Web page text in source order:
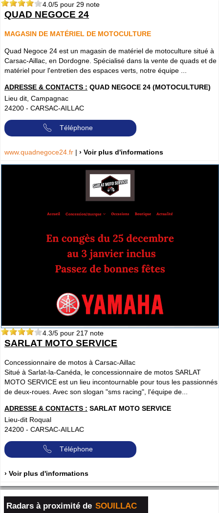
4.0/5 pour 29 note
QUAD NEGOCE 24
MAGASIN DE MATÉRIEL DE MOTOCULTURE
Quad Negoce 24 est un magasin de matériel de motoculture situé à
Carsac-Aillac, en Dordogne. Spécialisé dans la vente de quads et de
matériel pour l'entretien des espaces verts, notre équipe ...
ADRESSE & CONTACTS : QUAD NEGOCE 24 (MOTOCULTURE)
Lieu dit, Campagnac
24200 - CARSAC-AILLAC
Téléphone
www.quadnegoce24.fr | › Voir plus d'informations
4.3/5 pour 217 note
SARLAT MOTO SERVICE
Concessionnaire de motos à Carsac-Aillac
Situé à Sarlat-la-Canéda, le concessionnaire de motos SARLAT
MOTO SERVICE est un lieu incontournable pour tous les passionnés
de deux-roues. Avec son slogan "sms racing", l'équipe de...
ADRESSE & CONTACTS : SARLAT MOTO SERVICE
Lieu-dit Roqual
24200 - CARSAC-AILLAC
Téléphone
› Voir plus d'informations
Radars à proximité de SOUILLAC